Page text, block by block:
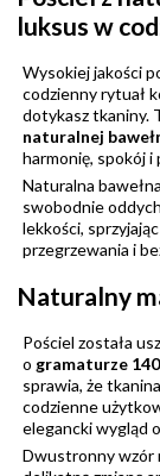
luksus w
Wysokiej jakości
codzienny rytuał
dotykasz tkaniny.
naturalnej
harmonię, spokój
Naturalna
swobodnie
lekkości,
przegrzewania i
Naturalny
Pościel została
o gramaturze 140
sprawia, że
codzienne
elegancki wygląd
Dwustronny wzór